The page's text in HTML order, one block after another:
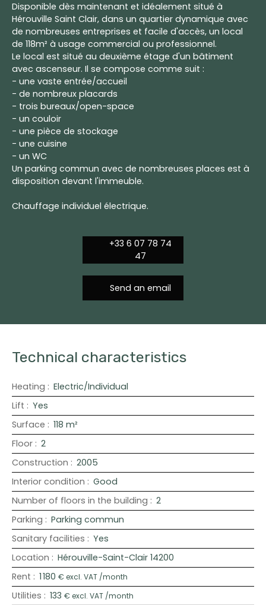
Disponible dès maintenant et idéalement situé à
Hérouville Saint Clair, dans un quartier dynamique avec
de nombreuses entreprises et facile d'accès, un local
de 118m² à usage commercial ou professionnel.
Le local est situé au deuxième étage d'un bâtiment
avec ascenseur. Il se compose comme suit :
- une vaste entrée/accueil
- de nombreux placards
- trois bureaux/open-space
- un couloir
- une pièce de stockage
- une cuisine
- un WC
Un parking commun avec de nombreuses places est à
disposition devant l'immeuble.
Chauffage individuel électrique.
+33 6 07 78 74
47
Send an email
Technical characteristics
Heating : Electric/Individual
Lift : Yes
Surface : 118 m²
Floor : 2
Construction : 2005
Interior condition : Good
Number of floors in the building : 2
Parking : Parking commun
Sanitary facilities : Yes
Location : Hérouville-Saint-Clair 14200
Rent : 1 180 € excl. VAT /month
Utilities : 133 € excl. VAT /month